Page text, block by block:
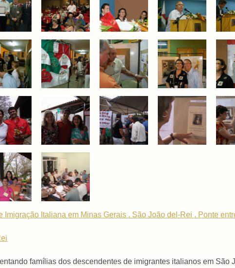
Imigração Italiana em Minas Gerais . São João del-Rei . Ponte
famílias dos descendentes de imigrantes italianos em São